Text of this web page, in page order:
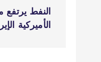
ص
النفط يرتفع
الأميركية